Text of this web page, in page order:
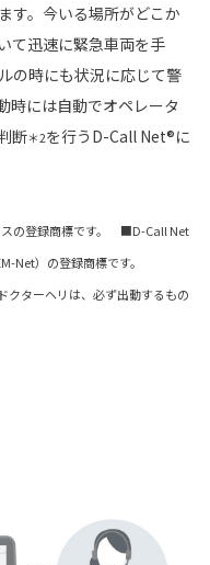
す。今いる場所がどこか
て迅速に緊急車両を手
の時にも状況に応じて警
時には自動でオペレータ
断＊2を行うD-Call Net®に
スの登録商標です。 ■D-Call Net
Net）の登録商標です。
ターヘリは、必ず出動するもの